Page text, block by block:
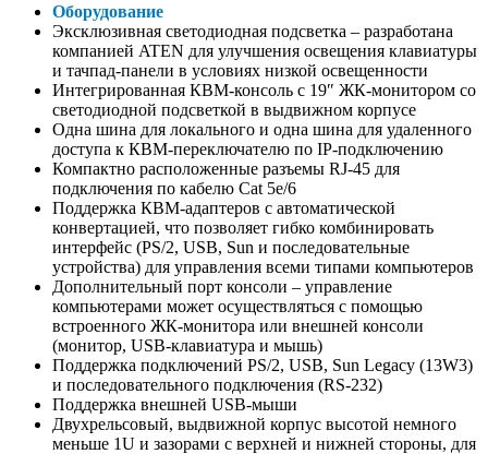
Оборудование
Эксклюзивная светодиодная подсветка – разработана
компанией ATEN для улучшения освещения клавиатуры
и тачпад-панели в условиях низкой освещенности
Интегрированная КВМ-консоль с 19″ ЖК-монитором со
светодиодной подсветкой в выдвижном корпусе
Одна шина для локального и одна шина для удаленного
доступа к КВМ-переключателю по IP-подключению
Компактно расположенные разъемы RJ-45 для
подключения по кабелю Cat 5e/6
Поддержка КВМ-адаптеров с автоматической
конвертацией, что позволяет гибко комбинировать
интерфейс (PS/2, USB, Sun и последовательные
устройства) для управления всеми типами компьютеров
Дополнительный порт консоли – управление
компьютерами может осуществляться с помощью
встроенного ЖК-монитора или внешней консоли
(монитор, USB-клавиатура и мышь)
Поддержка подключений PS/2, USB, Sun Legacy (13W3)
и последовательного подключения (RS-232)
Поддержка внешней USB-мыши
Двухрельсовый, выдвижной корпус высотой немного
меньше 1U и зазорами с верхней и нижней стороны, для